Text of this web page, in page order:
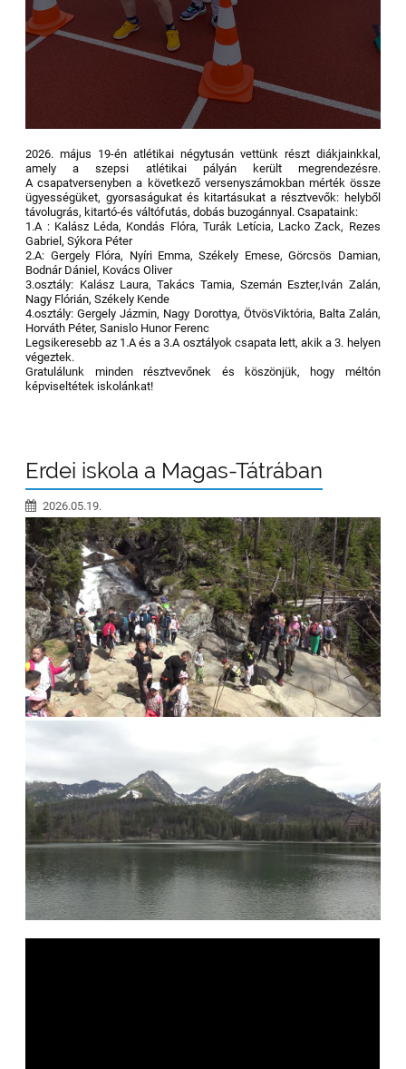
2026. május 19-én atlétikai négytusán vettünk részt diákjainkkal,
amely a szepsi atlétikai pályán került megrendezésre.
A csapatversenyben a következő versenyszámokban mérték össze
ügyességüket, gyorsaságukat és kitartásukat a résztvevők: helyből
távolugrás, kitartó-és váltófutás, dobás buzogánnyal. Csapataink:
1.A : Kalász Léda, Kondás Flóra, Turák Letícia, Lacko Zack, Rezes
Gabriel, Sýkora Péter
2.A: Gergely Flóra, Nyíri Emma, Székely Emese, Görcsös Damian,
Bodnár Dániel, Kovács Oliver
3.osztály: Kalász Laura, Takács Tamia, Szemán Eszter,Iván Zalán,
Nagy Flórián, Székely Kende
4.osztály: Gergely Jázmin, Nagy Dorottya, ÖtvösViktória, Balta Zalán,
Horváth Péter, Sanislo Hunor Ferenc
Legsikeresebb az 1.A és a 3.A osztályok csapata lett, akik a 3. helyen
végeztek.
Gratulálunk minden résztvevőnek és köszönjük, hogy méltón
képviseltétek iskolánkat!
Erdei iskola a Magas-Tátrában
2026.05.19.